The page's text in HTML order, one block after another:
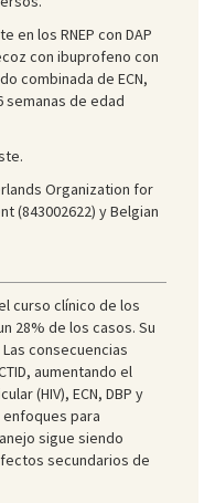
en los RNEP con DAP
con ibuprofeno con
combinada de ECN,
semanas de edad
Organization for
(843002622) y Belgian
curso clínico de los
28% de los casos. Su
Las consecuencias
aumentando el
(HIV), ECN, DBP y
para
sigue siendo
secundarios de